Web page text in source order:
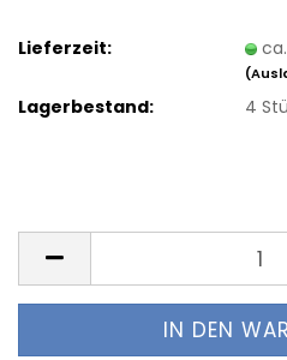
Lieferzeit:
Lagerbestand: 4